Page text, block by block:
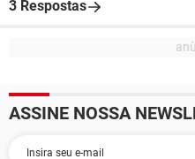
3 Respostas
ASSINE NOSSA